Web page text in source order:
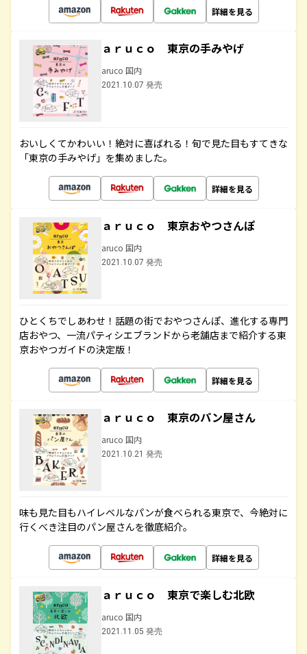
詳細を見る
ａｒｕｃｏ 東京の手みやげ
aruco 国内
2021.10.07 発売
おいしくてかわいい！絶対に喜ばれる！旬で見た目もすてきな
「東京の手みやげ」を集めました。
詳細を見る
ａｒｕｃｏ 東京おやつさんぽ
aruco 国内
2021.10.07 発売
ひとくちでしあわせ！話題の街でおやつさんぽ、進化する専門
店おやつ、一流パティシエブランドから老舗店まで紹介する東
京おやつガイドの決定版！
詳細を見る
ａｒｕｃｏ 東京のパン屋さん
aruco 国内
2021.10.21 発売
味も見た目もハイレベルなパンが食べられる東京で、今絶対に
行くべき注目のパン屋さんを徹底紹介。
詳細を見る
ａｒｕｃｏ 東京で楽しむ北欧
aruco 国内
2021.11.05 発売